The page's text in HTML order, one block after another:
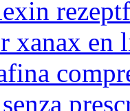
xanax en